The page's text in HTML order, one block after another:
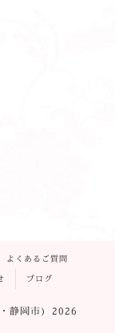
よくあるご質問
ブログ
静岡市) 2026